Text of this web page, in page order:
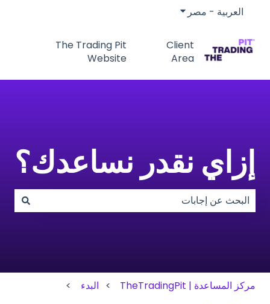
العربية - مصر إظهار القائمة الفرعية للترجمات
Client
Area
The Trading Pit
Website
إزاي نقدر نساعدك؟
مركز المساعدة | TheTradingPit
البدء